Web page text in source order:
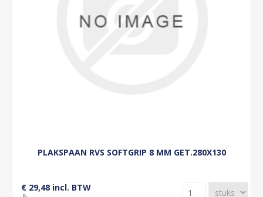
PLAKSPAAN RVS SOFTGRIP 8 MM GET.280X130
€ 29,48 incl. BTW